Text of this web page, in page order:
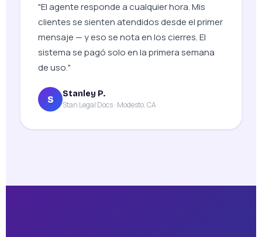
"El agente responde a cualquier hora. Mis
clientes se sienten atendidos desde el primer
mensaje — y eso se nota en los cierres. El
sistema se pagó solo en la primera semana
de uso."
S
Stanley P.
Stan Legal Docs · Modesto, CA